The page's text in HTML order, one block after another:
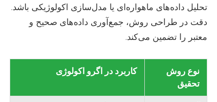
تحلیل داده‌های ماهواره‌ای یا مدل‌سازی اکولوژیکی باشد.
دقت در طراحی روش، جمع‌آوری داده‌های صحیح و
معتبر را تضمین می‌کند.
نوع روش
تحقیق
کاربرد در اگرو اکولوژی